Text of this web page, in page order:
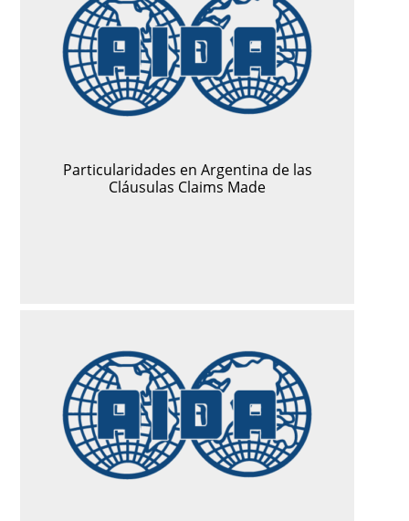
Particularidades en Argentina de las
Cláusulas Claims Made